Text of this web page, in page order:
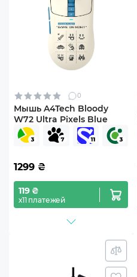
0
Мышь A4Tech Bloody
W72 Ultra Pixels Blue
1299 ₴
119 ₴
х11 платежей